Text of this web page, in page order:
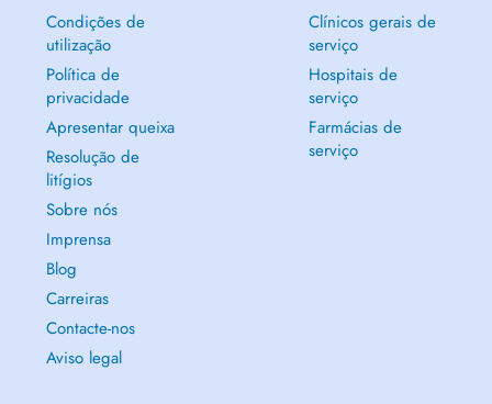
Condições de
utilização
Política de
privacidade
Apresentar queixa
Resolução de
litígios
Sobre nós
Imprensa
Blog
Carreiras
Contacte-nos
Aviso legal
Clínicos gerais de
serviço
Hospitais de
serviço
Farmácias de
serviço